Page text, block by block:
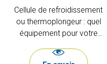
Cellule de refroidissement
ou thermoplongeur : quel
équipement pour votre
production ?